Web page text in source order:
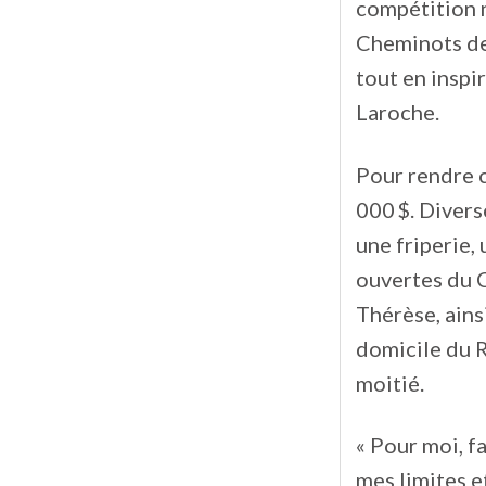
compétition
Cheminots
tout en
Laroche.
Pour rendre
000 $.
une friperie,
ouvertes du
Thérèse,
domicile du
moitié.
« Pour moi,
mes limites